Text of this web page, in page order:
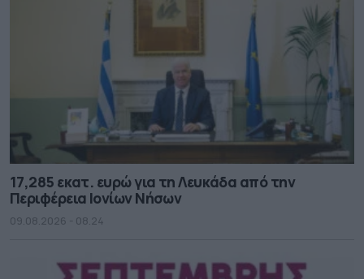
17,285 εκατ. ευρώ για τη Λευκάδα από την
Περιφέρεια Ιονίων Νήσων
09.08.2026 - 08.24